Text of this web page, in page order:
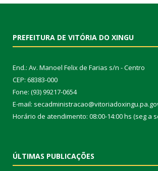
PREFEITURA DE VITÓRIA DO XINGU
End.: Av. Manoel Felix de Farias s/n - Centro
CEP: 68383-000
Fone: (93) 99217-0654
E-mail:
Horário de atendimento: 08:00-14:00 hs (seg a
ÚLTIMAS PUBLICAÇÕES